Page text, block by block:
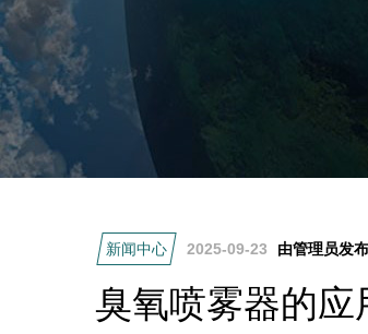
新闻中心 2025-09-23 由管理员发布
臭氧喷雾器的应